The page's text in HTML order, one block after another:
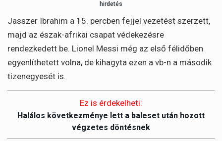
hirdetés
Jasszer Ibrahim a 15. percben fejjel vezetést szerzett,
majd az észak-afrikai csapat védekezésre
rendezkedett be. Lionel Messi még az első félidőben
egyenlíthetett volna, de kihagyta ezen a vb-n a második
tizenegyesét is.
Ez is érdekelheti:
Halálos következménye lett a baleset után hozott
végzetes döntésnek